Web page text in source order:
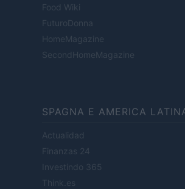
Food Wiki
FuturoDonna
HomeMagazine
SecondHomeMagazine
SPAGNA E AMERICA
Actualidad
Finanzas 24
Investindo 365
Think.es